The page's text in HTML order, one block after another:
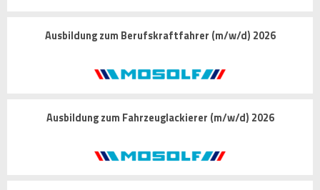
Ausbildung zum Berufskraftfahrer (m/w/d) 2026
Ausbildung zum Fahrzeuglackierer (m/w/d) 2026